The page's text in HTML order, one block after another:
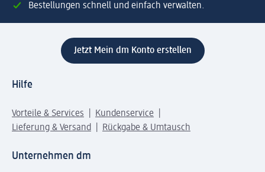
Bestellungen schnell und einfach verwalten.
Jetzt Mein dm Konto erstellen
Hilfe
Vorteile & Services
Kundenservice
Lieferung & Versand
Rückgabe & Umtausch
Unternehmen dm